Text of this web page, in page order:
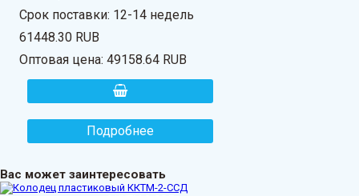
Срок поставки: 12-14 недель
61448.30 RUB
Оптовая цена:49158.64 RUB
Подробнее
Вас может заинтересовать